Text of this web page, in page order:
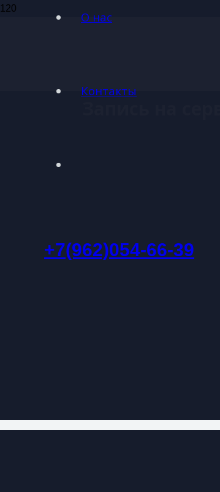
О нас
Контакты
+7(962)054-66-39